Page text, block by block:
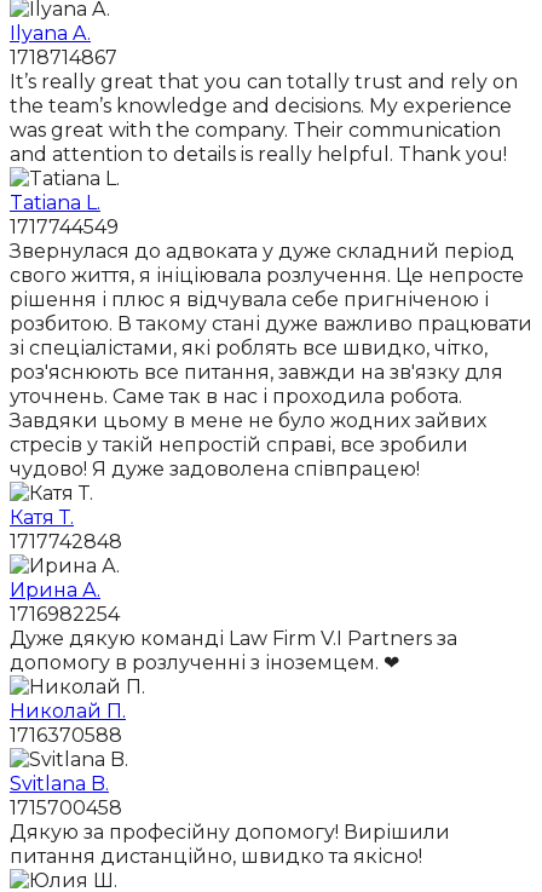
Ilyana A.
1718714867
It’s really great that you can totally trust and rely on
the team’s knowledge and decisions. My experience
was great with the company. Their communication
and attention to details is really helpful. Thank you!
Tatiana L.
1717744549
Звернулася до адвоката у дуже складний період
свого життя, я ініціювала розлучення. Це непросте
рішення і плюс я відчувала себе пригніченою і
розбитою. В такому стані дуже важливо працювати
зі спеціалістами, які роблять все швидко, чітко,
роз'яснюють все питання, завжди на зв'язку для
уточнень. Саме так в нас і проходила робота.
Завдяки цьому в мене не було жодних зайвих
стресів у такій непростій справі, все зробили
чудово! Я дуже задоволена співпрацею!
Катя Т.
1717742848
Ирина А.
1716982254
Дуже дякую команді Law Firm V.I Partners за
допомогу в розлученні з іноземцем. ❤
Николай П.
1716370588
Svitlana B.
1715700458
Дякую за професійну допомогу! Вирішили
питання дистанційно, швидко та якісно!